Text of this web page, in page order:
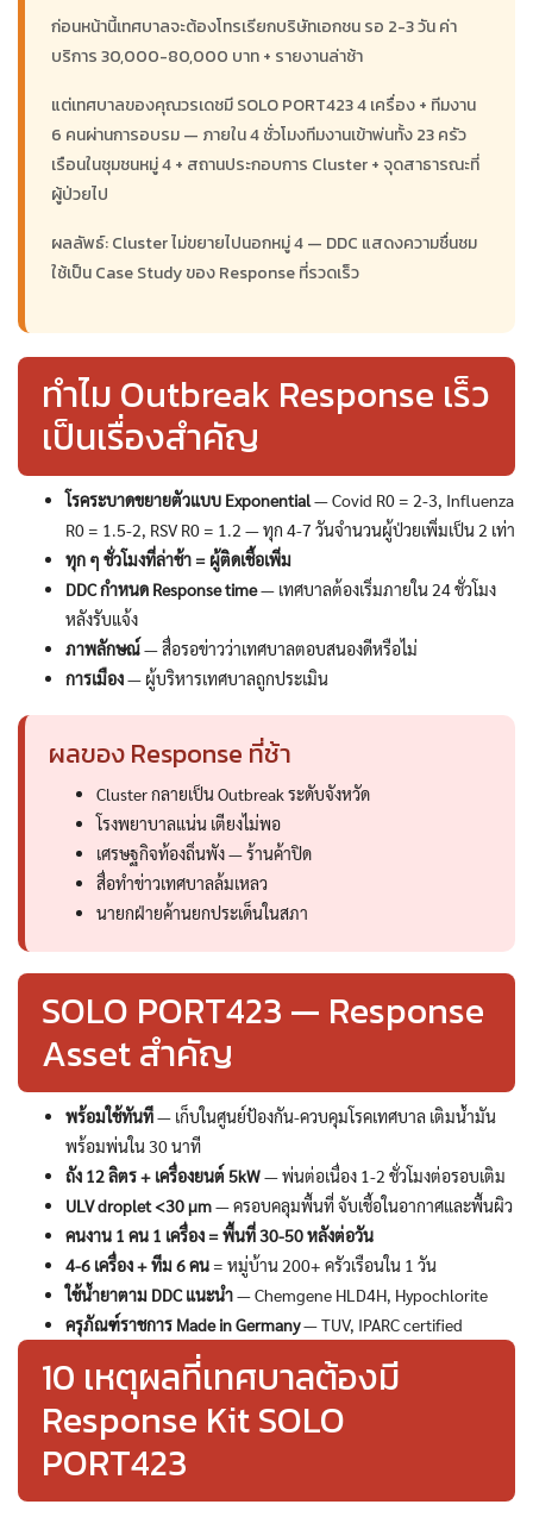
ก่อนหน้านี้เทศบาลจะต้องโทรเรียกบริษัทเอกชน รอ 2-3 วัน ค่า
บริการ 30,000-80,000 บาท + รายงานล่าช้า
แต่เทศบาลของคุณวรเดชมี SOLO PORT423 4 เครื่อง + ทีมงาน
6 คนผ่านการอบรม — ภายใน 4 ชั่วโมงทีมงานเข้าพ่นทั้ง 23 ครัว
เรือนในชุมชนหมู่ 4 + สถานประกอบการ Cluster + จุดสาธารณะที่
ผู้ป่วยไป
ผลลัพธ์: Cluster ไม่ขยายไปนอกหมู่ 4 — DDC แสดงความชื่นชม
ใช้เป็น Case Study ของ Response ที่รวดเร็ว
ทำไม Outbreak Response เร็ว
เป็นเรื่องสำคัญ
โรคระบาดขยายตัวแบบ Exponential— Covid R0 = 2-3, Influenza
R0 = 1.5-2, RSV R0 = 1.2 — ทุก 4-7 วันจำนวนผู้ป่วยเพิ่มเป็น 2 เท่า
ทุก ๆ ชั่วโมงที่ล่าช้า = ผู้ติดเชื้อเพิ่ม
DDC กำหนด Response time— เทศบาลต้องเริ่มภายใน 24 ชั่วโมง
หลังรับแจ้ง
ภาพลักษณ์— สื่อรอข่าวว่าเทศบาลตอบสนองดีหรือไม่
การเมือง— ผู้บริหารเทศบาลถูกประเมิน
ผลของ Response ที่ช้า
Cluster กลายเป็น Outbreak ระดับจังหวัด
โรงพยาบาลแน่น เตียงไม่พอ
เศรษฐกิจท้องถิ่นพัง — ร้านค้าปิด
สื่อทำข่าวเทศบาลล้มเหลว
นายกฝ่ายค้านยกประเด็นในสภา
SOLO PORT423 — Response
Asset สำคัญ
พร้อมใช้ทันที— เก็บในศูนย์ป้องกัน-ควบคุมโรคเทศบาล เติมน้ำมัน
พร้อมพ่นใน 30 นาที
ถัง 12 ลิตร + เครื่องยนต์ 5kW— พ่นต่อเนื่อง 1-2 ชั่วโมงต่อรอบเติม
ULV droplet <30 µm— ครอบคลุมพื้นที่ จับเชื้อในอากาศและพื้นผิว
คนงาน 1 คน 1 เครื่อง = พื้นที่ 30-50 หลังต่อวัน
4-6 เครื่อง + ทีม 6 คน = หมู่บ้าน 200+ ครัวเรือนใน 1 วัน
ใช้น้ำยาตาม DDC แนะนำ— Chemgene HLD4H, Hypochlorite
ครุภัณฑ์ราชการ Made in Germany— TUV, IPARC certified
10 เหตุผลที่เทศบาลต้องมี
Response Kit SOLO
PORT423